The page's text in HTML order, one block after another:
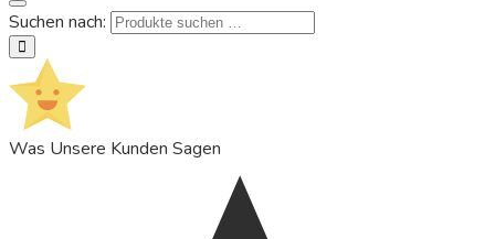
Suchen nach:
suchen
Was Unsere Kunden Sagen